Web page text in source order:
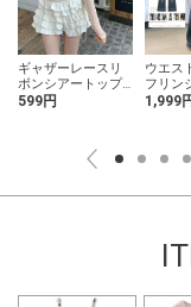
ギャザーレースリ
ボンシアートップ
ス
599円
ウエス
フリン
ニム
1,999